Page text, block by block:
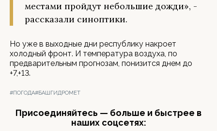
местами пройдут небольшие дожди», -
рассказали синоптики.
Но уже в выходные дни республику накроет
холодный фронт. И температура воздуха, по
предварительным прогнозам, понизится днем до
+7,+13.
#ПОГОДА#БАШГИДРОМЕТ
Присоединяйтесь — больше и быстрее в
наших соцсетях: